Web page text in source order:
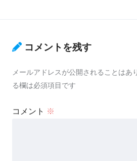
コメントを残す
メールアドレスが公開されることはあ
る欄は必須項目です
コメント ※